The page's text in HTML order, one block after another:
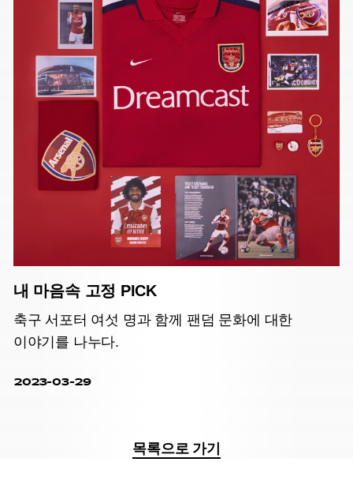
내 마음속 고정 PICK
축구 서포터 여섯 명과 함께 팬덤 문화에 대한
이야기를 나누다.
2023-03-29
목록으로 가기